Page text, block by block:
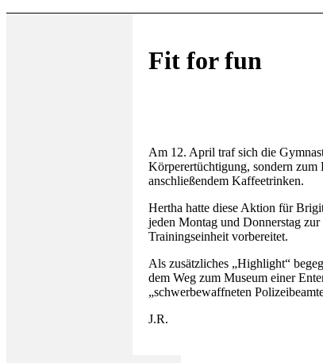
Fit for fun
Am 12. April traf sich die
Körperertüchtigung, sondern
anschließendem Kaffeetrinken.
Hertha hatte diese Aktion für
jeden Montag und Donnerstag
Trainingseinheit vorbereitet.
Als zusätzliches „Highlight“
dem Weg zum Museum einer
„schwerbewaffneten
J.R.